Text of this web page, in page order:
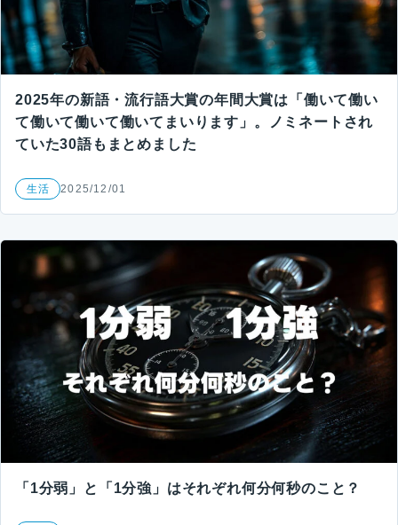
2025年の新語・流行語大賞の年間大賞は「働いて働い
て働いて働いて働いてまいります」。ノミネートされ
ていた30語もまとめました
生活 2025/12/01
「1分弱」と「1分強」はそれぞれ何分何秒のこと？